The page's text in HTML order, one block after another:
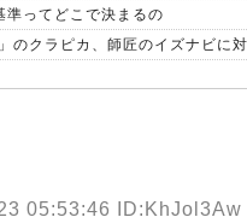
準ってどこで決まるの
のクラピカ、師匠のイズナビに
05:53:46 ID:KhJol3Aw